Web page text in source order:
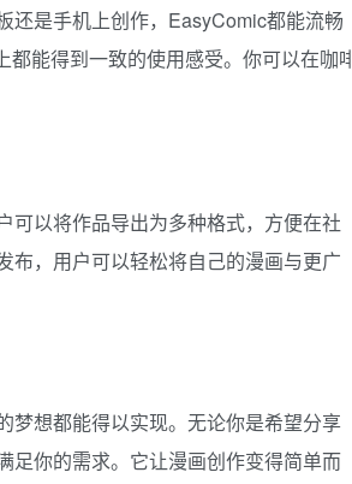
还是手机上创作，EasyComic都能流畅
能得到一致的使用感受。你可以在咖
可以将作品导出为多种格式，方便在社
布，用户可以轻松将自己的漫画与更广
梦想都能得以实现。无论你是希望分享
足你的需求。它让漫画创作变得简单而